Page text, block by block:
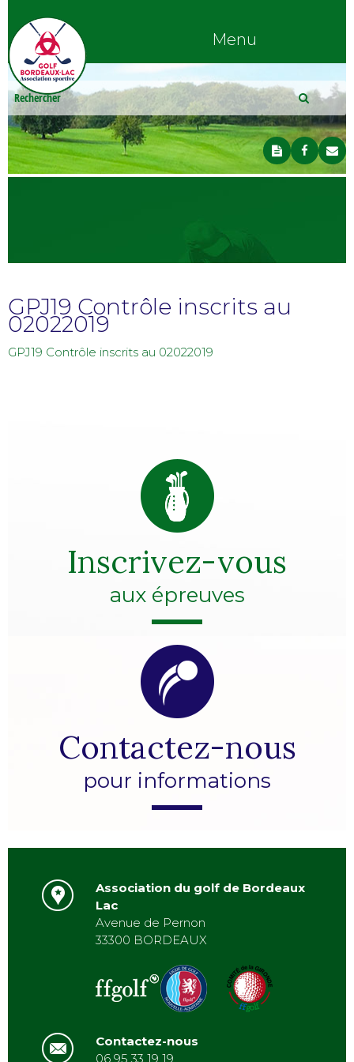
Menu
GPJ19 Contrôle inscrits au
02022019
GPJ19 Contrôle inscrits au 02022019
Inscrivez-vous
aux épreuves
Contactez-nous
pour informations
Association du golf de Bordeaux
Lac
Avenue de Pernon
33300 BORDEAUX
Contactez-nous
06 95 33 19 19